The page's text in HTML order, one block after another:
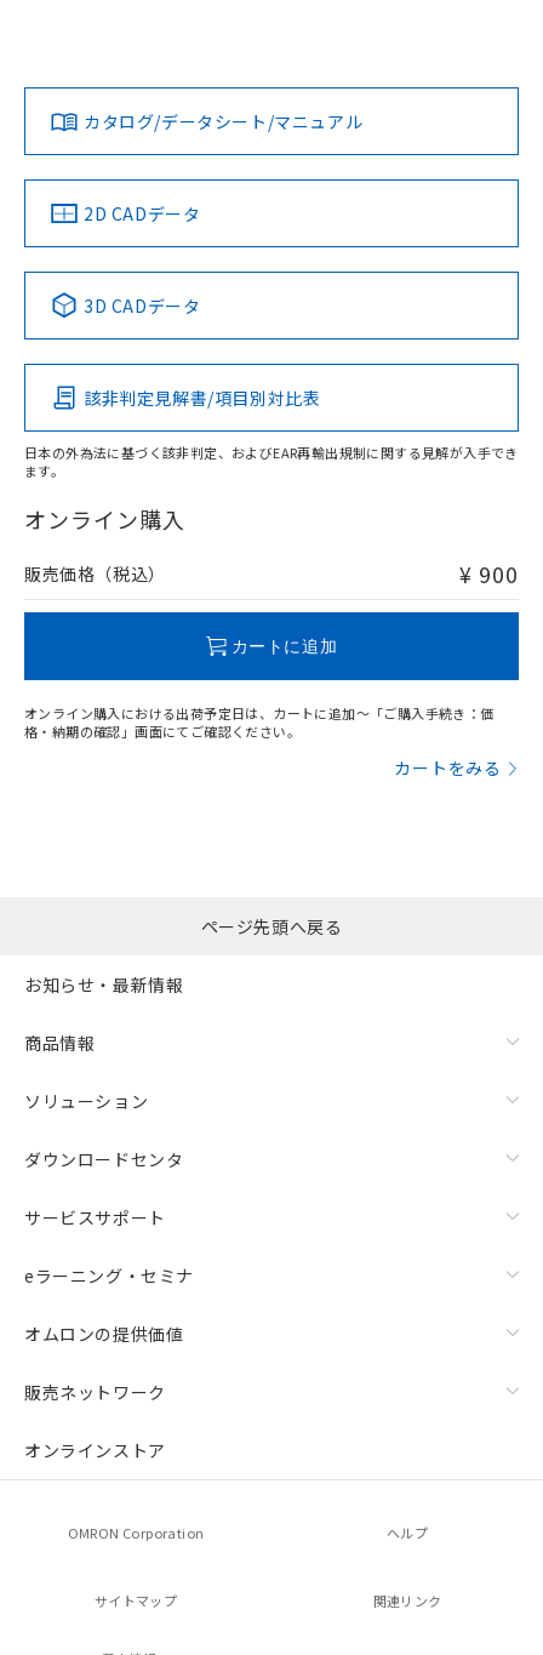
取りつけ穴加工図
ダウンロードデータをご利用いただく前に、以下を必ずお読
みください。
ソフトウェアの使用条件
対応済み
中国 RoHS 注意事項・凡例
Pb Hg Cd Cr(VI)
O
在庫等で未対応品が混在する可能性があります。
問い合わせください。
カタログ/データシート/マニュアル
2D CADデータ
3D CADデータ
該非判定見解書/項目別対比表
日本の外為法に基づく該非判定、およびEAR再輸出規制に関する見解が入手でき
ます。
オンライン購入
販売価格（税込） ¥ 900
カートに追加
オンライン購入における出荷予定日は、カートに追加～「ご購入手続き：価
格・納期の確認」画面にてご確認ください。
カートをみる
ページ先頭へ戻る
お知らせ・最新情報
商品情報
ソリューション
ダウンロードセンタ
サービスサポート
eラーニング・セミナ
オムロンの提供価値
販売ネットワーク
オンラインストア
OMRON Corporation ヘルプ
サイトマップ 関連リンク